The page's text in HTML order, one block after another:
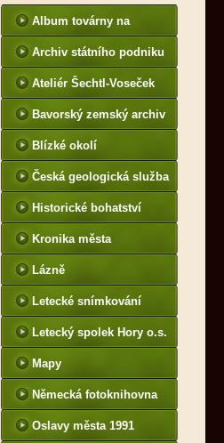
Album továrny na
Archiv státního podniku
Ateliér Šechtl-Voseček
Bavorský zemský archiv
http://www.gda.bayern.de
Blízké okolí
Česká geologická služba
Historické bohatství
Kronika města
http://www.portafontium.
Lázně
Letecké snímkování
Letecký spolek Hory o.s.
Mapy
Německá fotoknihovna
http://www.deutschefotot
hek.de
Oslavy města 1991